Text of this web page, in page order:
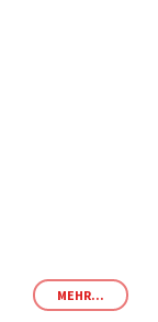
MEHR...